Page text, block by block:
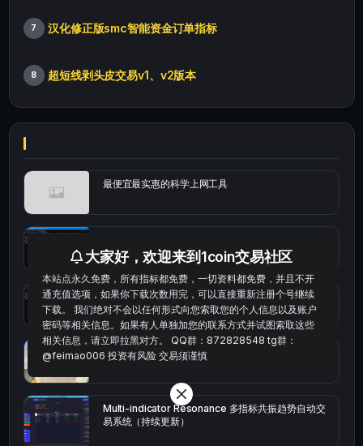
7 汉化修正版smc智能资金订单指标
8 超短线剥头皮交易v1、v2版本
最便宜最实惠的科学上网工具
okx的短线量化的免费版本
bybit安卓端
Multi-indicator Resonance 多指标共振趋势自动交
易系统（持续更新）
大家好，欢迎来到1coin交易社区
本站点永久免费，所有指标都免费，一切资料都免费，并且不开
通充值选项，如果你下载次数用完，可以直接重新注册个号继续
下载。 我们绝对不会以任何形式向您索取您的个人信息以及账户
密码等相关信息。如果有人单独加您的联系方式并试图索取这些
相关信息，请立即拉黑对方。 QQ群：872828548 tg群：
@feimao006 投资有风险 交易须谨慎